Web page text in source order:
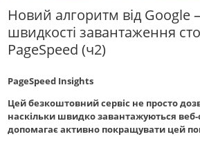
Новий алгоритм від Google
швидкості завантаження
PageSpeed (ч2)
PageSpeed ​​Insights
Цей безкоштовний сервіс не просто
наскільки швидко завантажуються веб-
допомагає активно покращувати цей